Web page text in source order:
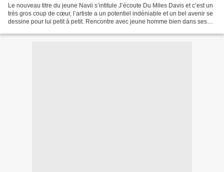
Le nouveau titre du jeune Navii s’intitule J’écoute Du Miles Davis et c’est un
très gros coup de cœur, l’artiste a un potentiel indéniable et un bel avenir se
dessine pour lui petit à petit. Rencontre avec jeune homme bien dans ses